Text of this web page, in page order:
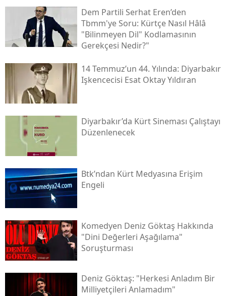
Dem Partili Serhat Eren’den
Tbmm'ye Soru: Kürtçe Nasıl Hâlâ
"bilinmeyen Dil" Kodlamasının
Gerekçesi Nedir?"
14 Temmuz’un 44. Yılında: Diyarbakır
Işkencecisi Esat Oktay Yıldıran
Diyarbakır’da Kürt Sineması Çalıştayı
Düzenlenecek
Btk’ndan Kürt Medyasına Erişim
Engeli
Komedyen Deniz Göktaş Hakkında
"dini Değerleri Aşağılama"
Soruşturması
Deniz Göktaş: "herkesi Anladım Bir
Milliyetçileri Anlamadım"